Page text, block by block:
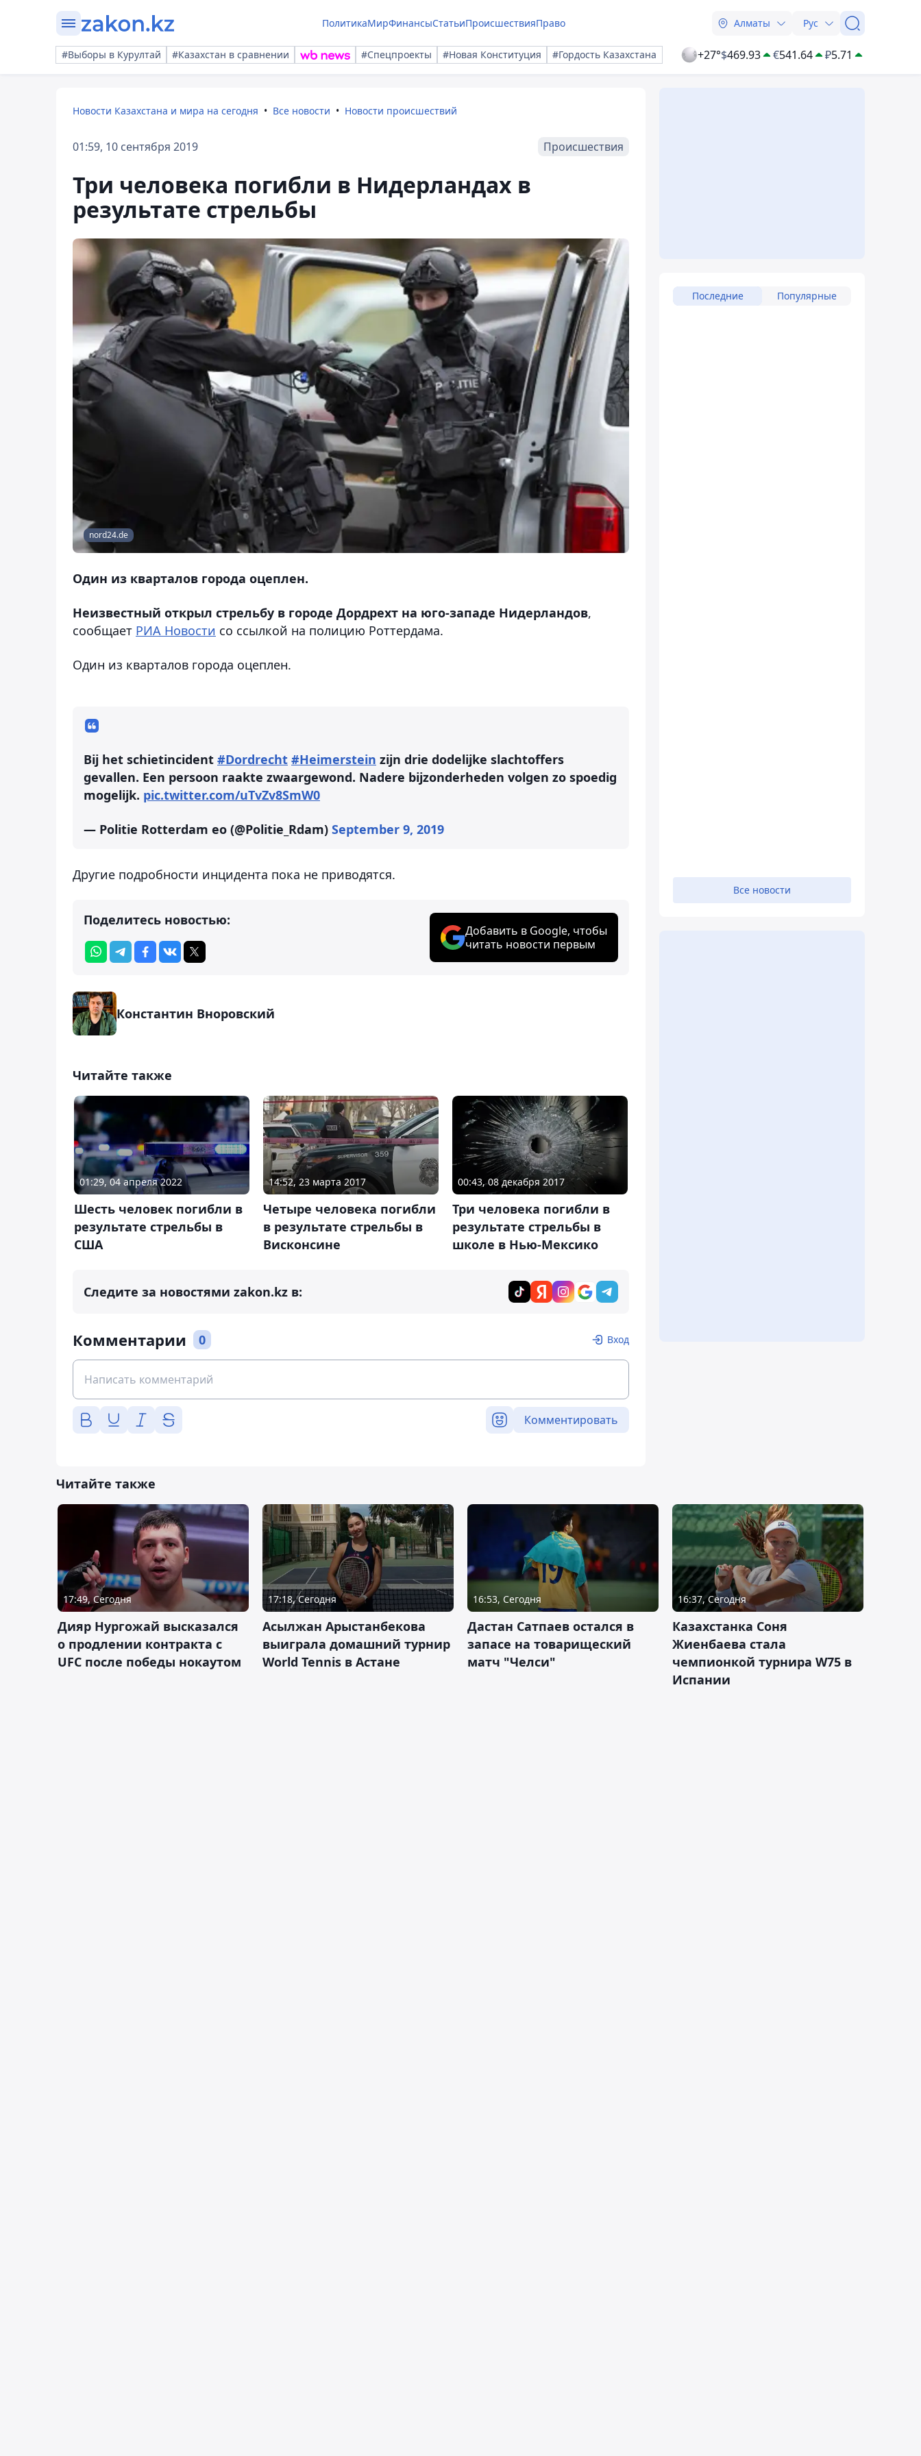
ПолитикаМирФинансыСтатьиПроисшествияПраво Алматы Рус
#Выборы в Курултай #Казахстан в сравнении #Спецпроекты #Новая Конституция #Гордость Казахстана +27°$469.93 €541.64 ₽5.71
Новости Казахстана и мира на сегодня Все новости Новости происшествий
01:59, 10 сентября 2019 Происшествия
Три человека погибли в Нидерландах в
результате стрельбы
nord24.de
Один из кварталов города оцеплен.
Неизвестный открыл стрельбу в городе Дордрехт на юго-западе Нидерландов,
сообщает РИА Новости со ссылкой на полицию Роттердама.
Один из кварталов города оцеплен.
Bij het schietincident #Dordrecht #Heimerstein zijn drie dodelijke slachtoffers
gevallen. Een persoon raakte zwaargewond. Nadere bijzonderheden volgen zo spoedig
mogelijk. pic.twitter.com/uTvZv8SmW0
— Politie Rotterdam eo (@Politie_Rdam) September 9, 2019
Другие подробности инцидента пока не приводятся.
Поделитесь новостью:
Добавить в Google, чтобы
читать новости первым
Константин Вноровский
Читайте также
01:29, 04 апреля 2022
Шесть человек погибли в
результате стрельбы в
США
14:52, 23 марта 2017
Четыре человека погибли
в результате стрельбы в
Висконсине
00:43, 08 декабря 2017
Три человека погибли в
результате стрельбы в
школе в Нью-Мексико
Следите за новостями zakon.kz в:
Комментарии 0 Вход
Комментировать
Последние Популярные
Все новости
Читайте также
17:49, Сегодня
Дияр Нургожай высказался
о продлении контракта с
UFC после победы нокаутом
17:18, Сегодня
Асылжан Арыстанбекова
выиграла домашний турнир
World Tennis в Астане
16:53, Сегодня
Дастан Сатпаев остался в
запасе на товарищеский
матч "Челси"
16:37, Сегодня
Казахстанка Соня
Жиенбаева стала
чемпионкой турнира W75 в
Испании